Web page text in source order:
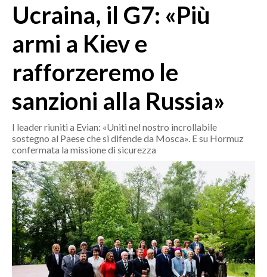
MEDIO CAMPIDANO
ORISTANO E PROVINCIA
SASSARI E PROVINCIA
GALLURA
NUORO E PROVINCIA
OGLIASTRA
CRONACA
ITALIA
MONDO
POLITICA
ECONOMIA
SERVIZI ALLE IMPRESE
Ucraina, il G7: «Più
armi a Kiev e
rafforzeremo le
sanzioni alla Russia»
I leader riuniti a Evian: «Uniti nel nostro incrollabile
sostegno al Paese che si difende da Mosca». E su Hormuz
confermata la missione di sicurezza